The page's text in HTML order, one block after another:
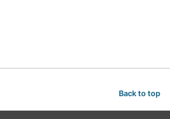
Back to top